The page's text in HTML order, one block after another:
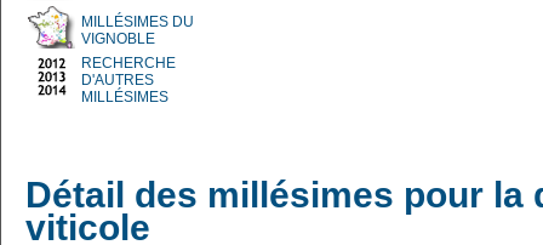
MILLÉSIMES DU
VIGNOBLE
RECHERCHE
D'AUTRES
MILLÉSIMES
Détail des millésimes pour la
viticole